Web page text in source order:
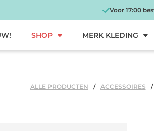
Voor 17:00
SHOP MERK KLEDING
ALLE PRODUCTEN ACCESSOIRES